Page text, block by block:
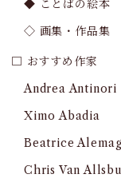
◆ ことばの絵本
◇ 画集・作品集
□ おすすめ作家
Andrea Antinori
Ximo Abadia
Beatrice
Chris Van